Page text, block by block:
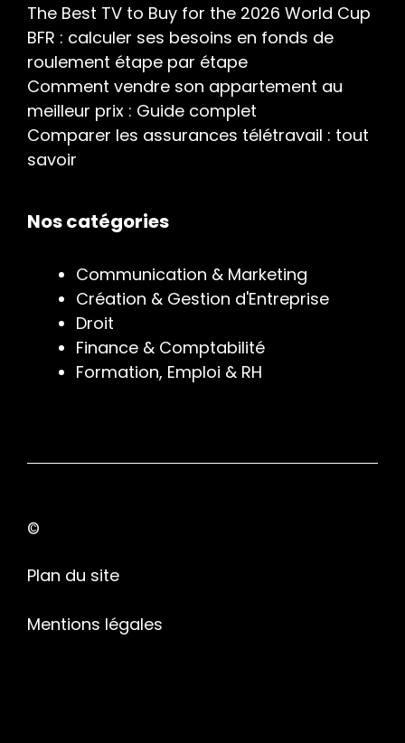
The Best TV to Buy for the 2026 World Cup
BFR : calculer ses besoins en fonds de
roulement étape par étape
Comment vendre son appartement au
meilleur prix : Guide complet
Comparer les assurances télétravail : tout
savoir
Nos catégories
Communication & Marketing
Création & Gestion d'Entreprise
Droit
Finance & Comptabilité
Formation, Emploi & RH
©
Plan du site
Mentions légales